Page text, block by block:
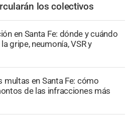
los colectivos
en Santa Fe: dónde y cuándo
gripe, neumonía, VSR y
multas en Santa Fe: cómo
de las infracciones más